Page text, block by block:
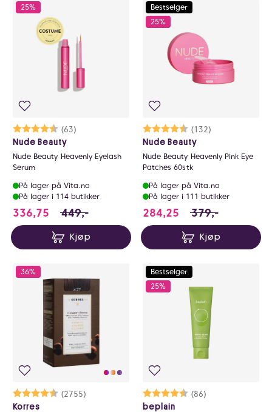
25%
Karakter:
(63)
4.5 av 5 mulige
Nude Beauty
Nude Beauty Heavenly Eyelash
Serum
På lager på Vita.no
På lager i 114 butikker
336,75 336.75 i stedet for 449 NOK, du sparer
449,-
Kjøp
Bestselger
25%
Karakter:
(132)
4.5 av 5 mulige
Nude Beauty
Nude Beauty Heavenly Pink Eye
Patches 60stk
På lager på Vita.no
På lager i 111 butikker
284,25 284.25 i stedet
379,-
Kjøp
36%
Karakter:
(2755)
4.5 av 5 mulige
Korres
Bestselger
25%
Karakter:
(86)
4.8 av 5 mulige
beplain